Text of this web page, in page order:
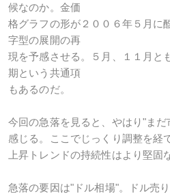
候なのか。金価
格グラフの形が２００６年５月に
字型の展開の再
現を予感させる。５月、１１月と
期という共通項
もあるのだ。
今回の急落を見ると、やはり"ま
感じる。ここでじっくり調整を経
上昇トレンドの持続性はより堅固
急落の要因は"ドル相場"。ドル売